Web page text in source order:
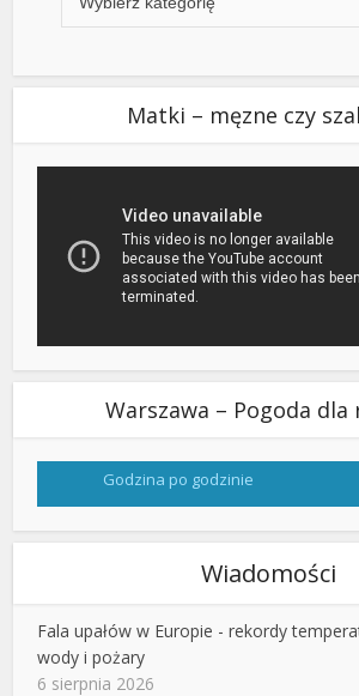
Matki – męzne czy
Warszawa – Pogoda dla
Godzina po godzinie
Wiadomości
Fala upałów w Europie - rekordy
wody i pożary
6 sierpnia 2026